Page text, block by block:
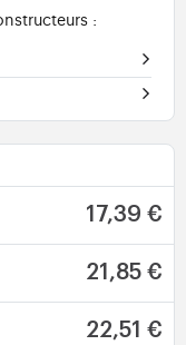
:
17,39 €
21,85 €
22,51 €